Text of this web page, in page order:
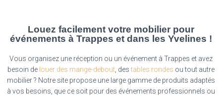
Louez facilement votre mobilier pour
événements à Trappes et dans les Yvelines !
Vous organisez une réception ou un événement à Trappes et avez
besoin de louer des mange-debout , destables rondes ou tout autre
mobilier ? Notre site propose une large gamme de produits adaptés
à vos besoins, que ce soit pour des événements professionnels ou